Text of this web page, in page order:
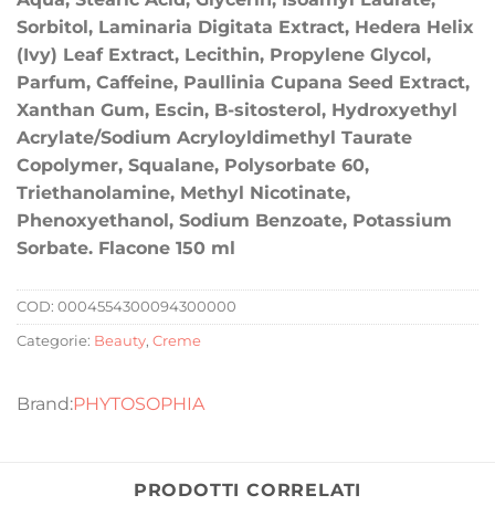
Sorbitol, Laminaria Digitata Extract, Hedera Helix
(Ivy) Leaf Extract, Lecithin, Propylene Glycol,
Parfum, Caffeine, Paullinia Cupana Seed Extract,
Xanthan Gum, Escin, B-sitosterol, Hydroxyethyl
Acrylate/Sodium Acryloyldimethyl Taurate
Copolymer, Squalane, Polysorbate 60,
Triethanolamine, Methyl Nicotinate,
Phenoxyethanol, Sodium Benzoate, Potassium
Sorbate. Flacone 150 ml
COD: 0004554300094300000
Categorie: Beauty, Creme
PHYTOSOPHIA
PRODOTTI CORRELATI